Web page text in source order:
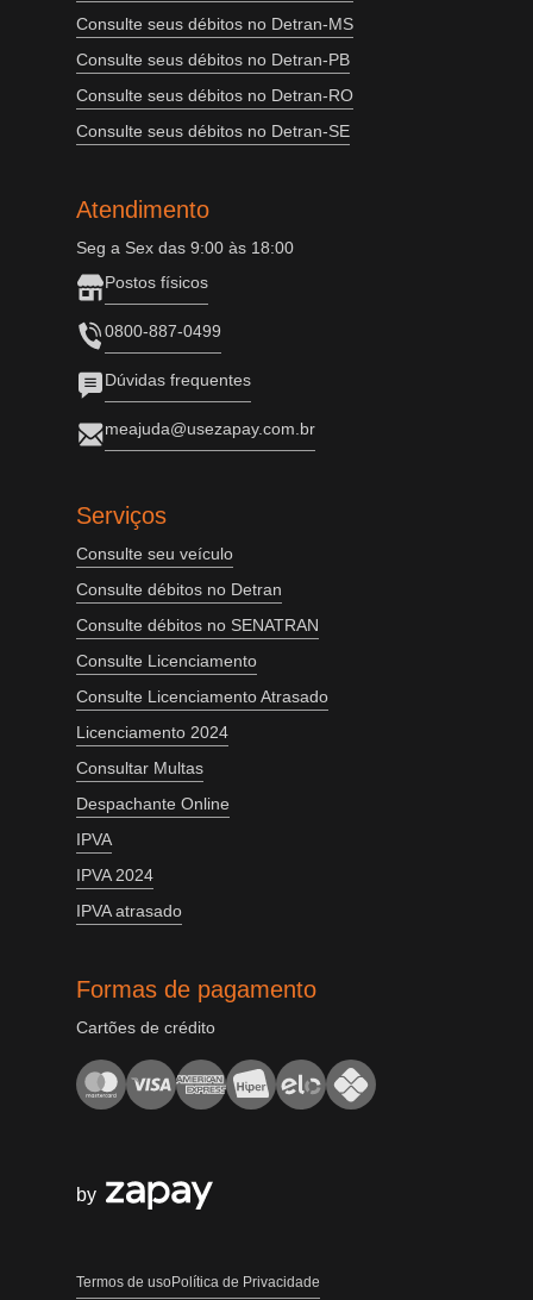
Consulte seus débitos no Detran-MS
Consulte seus débitos no Detran-PB
Consulte seus débitos no Detran-RO
Consulte seus débitos no Detran-SE
Atendimento
Seg a Sex das 9:00 às 18:00
Postos físicos
0800-887-0499
Dúvidas frequentes
meajuda@usezapay.com.br
Serviços
Consulte seu veículo
Consulte débitos no Detran
Consulte débitos no SENATRAN
Consulte Licenciamento
Consulte Licenciamento Atrasado
Licenciamento 2024
Consultar Multas
Despachante Online
IPVA
IPVA 2024
IPVA atrasado
Formas de pagamento
Cartões de crédito
by
Termos de usoPolítica de Privacidade